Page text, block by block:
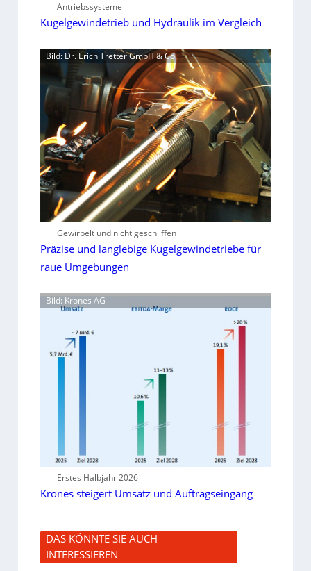
Antriebssysteme
Kugelgewindetrieb und Hydraulik im Vergleich
Bild: Dr. Erich Tretter GmbH & Co.
Gewirbelt und nicht geschliffen
Präzise und langlebige Kugelgewindetriebe für
raue Umgebungen
Bild: Krones AG
Erstes Halbjahr 2026
Krones steigert Umsatz und Auftragseingang
DAS KÖNNTE SIE AUCH
INTERESSIEREN